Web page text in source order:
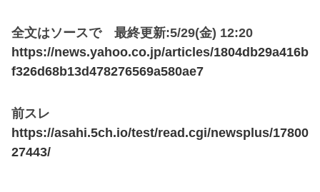
全文はソースで 最終更新:5/29(金) 12:20
https://news.yahoo.co.jp/articles/1804db29a416b
f326d68b13d478276569a580ae7
前スレ
https://asahi.5ch.io/test/read.cgi/newsplus/17800
27443/